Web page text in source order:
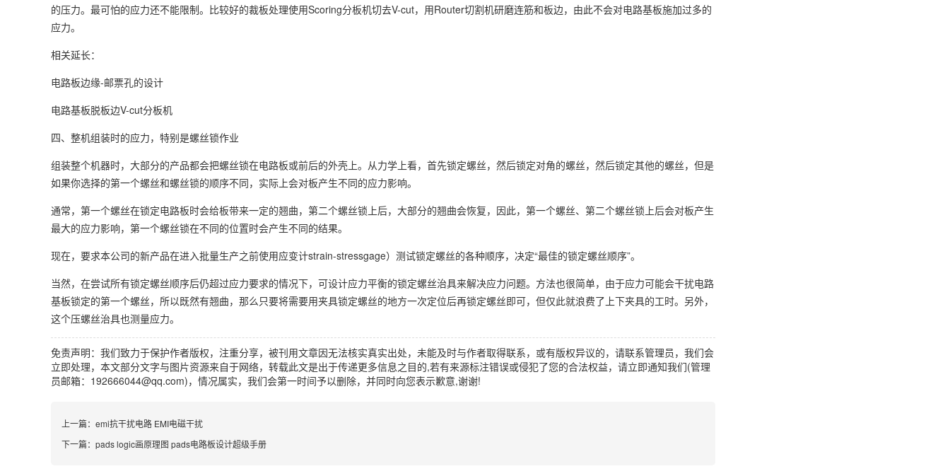
的压力。最可怕的应力还不能限制。比较好的裁板处理使用Scoring分板机切去V-cut，用Router切割机研磨连筋和板边，由此不会对电路基板施加过多的
应力。
相关延长：
电路板边缘-邮票孔的设计
电路基板脱板边V-cut分板机
四、整机组装时的应力，特别是螺丝锁作业
组装整个机器时，大部分的产品都会把螺丝锁在电路板或前后的外壳上。从力学上看，首先锁定螺丝，然后锁定对角的螺丝，然后锁定其他的螺丝，但是
如果你选择的第一个螺丝和螺丝锁的顺序不同，实际上会对板产生不同的应力影响。
通常，第一个螺丝在锁定电路板时会给板带来一定的翘曲，第二个螺丝锁上后，大部分的翘曲会恢复，因此，第一个螺丝、第二个螺丝锁上后会对板产生
最大的应力影响，第一个螺丝锁在不同的位置时会产生不同的结果。
现在，要求本公司的新产品在进入批量生产之前使用应变计strain-stressgage）测试锁定螺丝的各种顺序，决定“最佳的锁定螺丝顺序”。
当然，在尝试所有锁定螺丝顺序后仍超过应力要求的情况下，可设计应力平衡的锁定螺丝治具来解决应力问题。方法也很简单，由于应力可能会干扰电路
基板锁定的第一个螺丝，所以既然有翘曲，那么只要将需要用夹具锁定螺丝的地方一次定位后再锁定螺丝即可，但仅此就浪费了上下夹具的工时。另外，
这个压螺丝治具也测量应力。
免责声明：我们致力于保护作者版权，注重分享，被刊用文章因无法核实真实出处，未能及时与作者取得联系，或有版权异议的，请联系管理员，我们会
立即处理，本文部分文字与图片资源来自于网络，转载此文是出于传递更多信息之目的,若有来源标注错误或侵犯了您的合法权益，请立即通知我们(管理
员邮箱：192666044@qq.com)，情况属实，我们会第一时间予以删除，并同时向您表示歉意,谢谢!
上一篇： emi抗干扰电路 EMI电磁干扰
下一篇： pads logic画原理图 pads电路板设计超级手册